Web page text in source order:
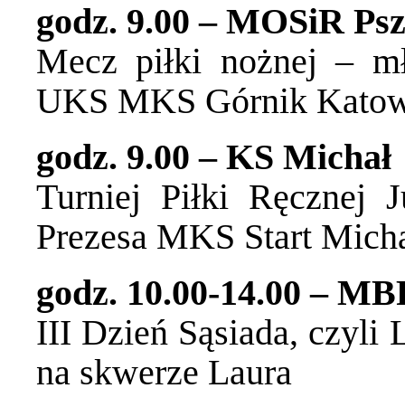
godz. 9.00 – MOSiR
Mecz piłki nożnej –
UKS MKS Górnik
godz. 9.00 – KS Michał
Turniej Piłki Ręcznej
Prezesa MKS Start
godz. 10.00-14.00 –
III Dzień Sąsiada, czyli
na skwerze Laura